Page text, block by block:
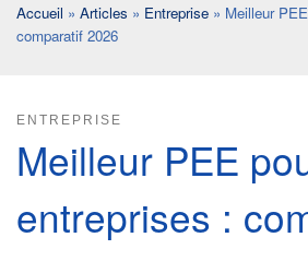
Accueil » Articles » Entreprise » Meilleur
comparatif 2026
ENTREPRISE
Meilleur PEE
entreprises :